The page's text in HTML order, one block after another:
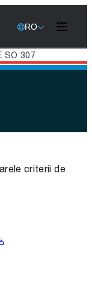
RO
SO 307
criterii de